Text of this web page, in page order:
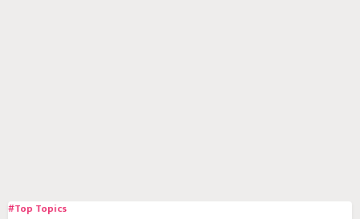
#Top Topics